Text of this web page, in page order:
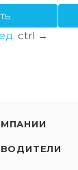
ctrl →